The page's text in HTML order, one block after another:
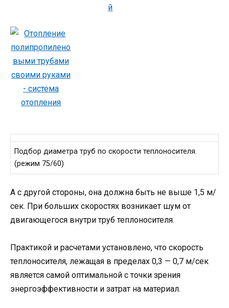
Подбор диаметра труб по скорости теплоносителя.
(режим 75/60)
А с другой стороны, она должна быть не выше 1,5 м/
сек. При больших скоростях возникает шум от
двигающегося внутри труб теплоносителя.
Практикой и расчетами установлено, что скорость
теплоносителя, лежащая в пределах 0,3 — 0,7 м/сек
является самой оптимальной с точки зрения
энергоэффективности и затрат на материал.